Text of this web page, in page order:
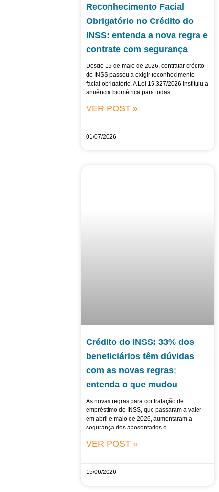
Reconhecimento Facial
Obrigatório no Crédito do
INSS: entenda a nova regra e
contrate com segurança
Desde 19 de maio de 2026, contratar crédito
do INSS passou a exigir reconhecimento
facial obrigatório. A Lei 15.327/2026 instituiu a
anuência biométrica para todas
VER POST »
01/07/2026
Crédito do INSS: 33% dos
beneficiários têm dúvidas
com as novas regras;
entenda o que mudou
As novas regras para contratação de
empréstimo do INSS, que passaram a valer
em abril e maio de 2026, aumentaram a
segurança dos aposentados e
VER POST »
15/06/2026